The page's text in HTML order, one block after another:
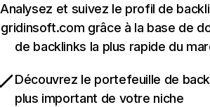
Analysez et suivez le profil de
gridinsoft.com grâce à la base de
de backlinks la plus rapide du
Découvrez le portefeuille de
plus important de votre niche